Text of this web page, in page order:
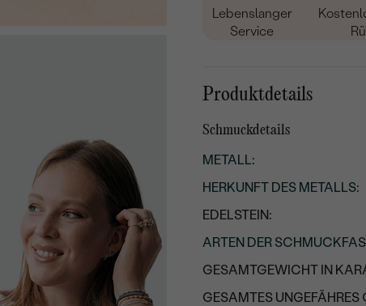
Lebenslanger
Service
Produktdetails
Schmuckdetails
METALL:
HERKUNFT DES METALLS:
EDELSTEIN:
ARTEN DER
GESAMTGEWICHT IN
GESAMTES UNGEFÄHRES